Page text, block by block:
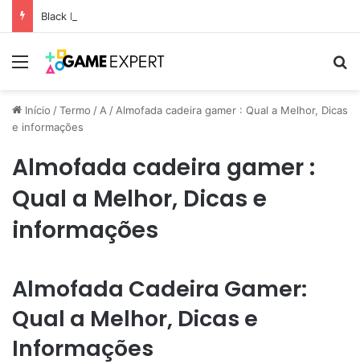
Black Friday: descontos incríveis em eletrônicos
Menu
Início /Termo / A / Almofada cadeira gamer : Qual a Melhor, Dicas
e informações
Almofada cadeira gamer :
Qual a Melhor, Dicas e
informações
Almofada Cadeira Gamer:
Qual a Melhor, Dicas e
Informações